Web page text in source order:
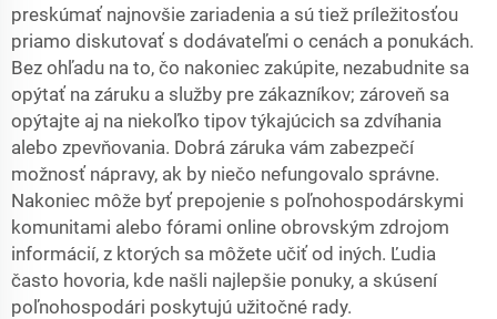
preskúmať najnovšie zariadenia a sú tiež príležitosťou
priamo diskutovať s dodávateľmi o cenách a ponukách.
Bez ohľadu na to, čo nakoniec zakúpite, nezabudnite sa
opýtať na záruku a služby pre zákazníkov; zároveň sa
opýtajte aj na niekoľko tipov týkajúcich sa zdvíhania
alebo zpevňovania. Dobrá záruka vám zabezpečí
možnosť nápravy, ak by niečo nefungovalo správne.
Nakoniec môže byť prepojenie s poľnohospodárskymi
komunitami alebo fórami online obrovským zdrojom
informácií, z ktorých sa môžete učiť od iných. Ľudia
často hovoria, kde našli najlepšie ponuky, a skúsení
poľnohospodári poskytujú užitočné rady.